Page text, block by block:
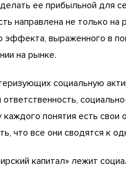
ее прибыльной для
направлена не только
эффекта, выраженного в
на рынке.
социальную
ответственность,
понятия есть свои
что все они сводятся к
капитал» лежит